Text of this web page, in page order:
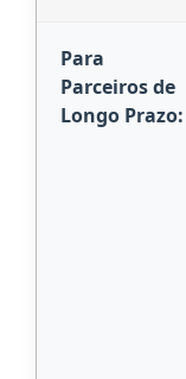
Para
Parceiros de
Longo Prazo: